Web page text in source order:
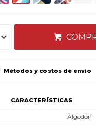
Métodos y costos de envío
CARACTERÍSTICAS
Algodón